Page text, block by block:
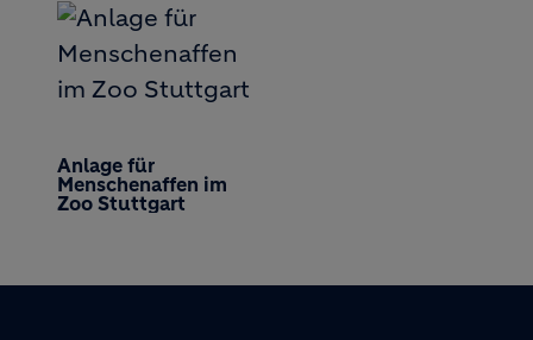
Anlage für
Menschenaffen im
Zoo Stuttgart